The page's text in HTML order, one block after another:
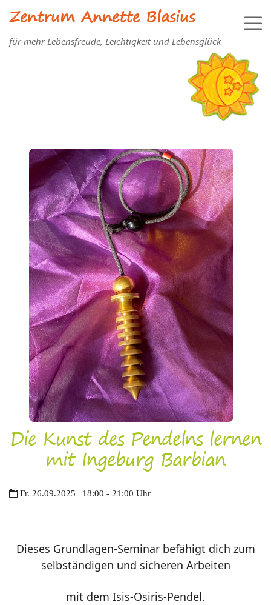
Zentrum Annette Blasius
für mehr Lebensfreude, Leichtigkeit und Lebensglück
Die Kunst des Pendelns lernen
mit Ingeburg Barbian
Fr. 26.09.2025 | 18:00 - 21:00 Uhr
Dieses Grundlagen-Seminar befähigt dich zum
selbständigen und sicheren Arbeiten
mit dem Isis-Osiris-Pendel.